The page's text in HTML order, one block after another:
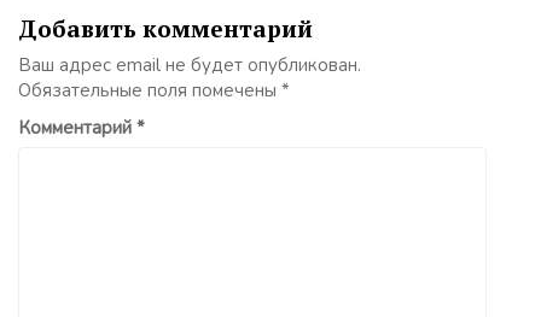
Добавить комментарий
Ваш адрес email не будет опубликован.
Обязательные поля помечены *
Комментарий *